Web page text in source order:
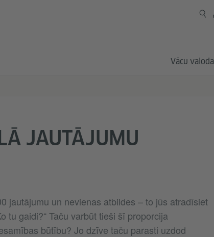
Vācu valoda
JAUTĀJUMU
jautājumu un nevienas atbildes – to jūs atradīsiet
tu gaidi?“ Taču varbūt tieši šī proporcija
būtību? Jo dzīve taču parasti uzdod